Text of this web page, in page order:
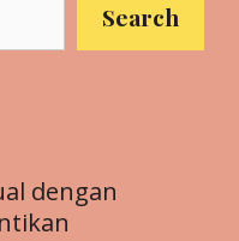
Search
dengan